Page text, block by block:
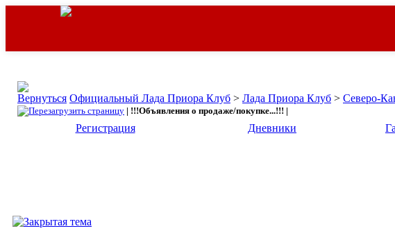
Официальный Лада Приора Клуб > Лада Приора Клуб > Северо-
| !!!Объявления о продаже/покупке...!!! |
Регистрация
Дневники